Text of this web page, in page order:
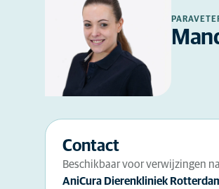
Contact
Beschikbaar voor verwijzingen
AniCura Dierenkliniek